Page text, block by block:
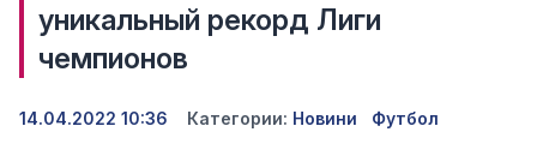
уникальный рекорд Лиги
чемпионов
14.04.2022 10:36 Категории: Новини Футбол